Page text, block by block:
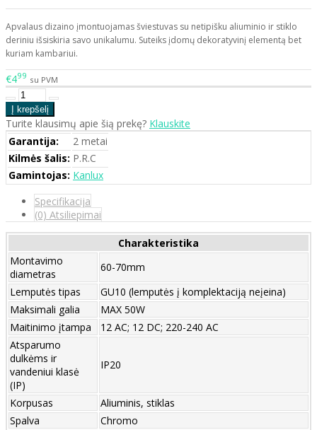
Apvalaus dizaino įmontuojamas šviestuvas su netipišku aliuminio ir stiklo
deriniu išsiskiria savo unikalumu. Suteiks įdomų dekoratyvinį elementą bet
kuriam kambariui.
€499 su PVM
Turite klausimų apie šią prekę? Klauskite
Garantija:
2 metai
Kilmės šalis: P.R.C
Gamintojas: Kanlux
Specifikacija
(0) Atsiliepimai
Charakteristika
Montavimo
diametras
60-70mm
Lemputės tipas
GU10 (lemputės į komplektaciją neįeina)
Maksimali galia
MAX 50W
Maitinimo įtampa
12 AC; 12 DC; 220-240 AC
Atsparumo
dulkėms ir
vandeniui klasė
(IP)
IP20
Korpusas
Aliuminis, stiklas
Spalva
Chromo